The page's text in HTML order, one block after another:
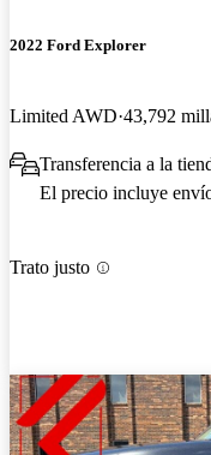
2022 Ford Explorer
Limited AWD 43,792
Transferencia a la
El precio incluye
Trato justo